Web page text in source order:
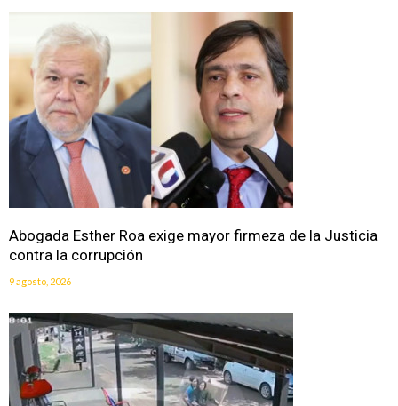
Abogada Esther Roa exige mayor firmeza de la Justicia
contra la corrupción
9 agosto, 2026